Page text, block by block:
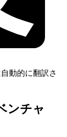
動的に翻訳さ
ンチャ